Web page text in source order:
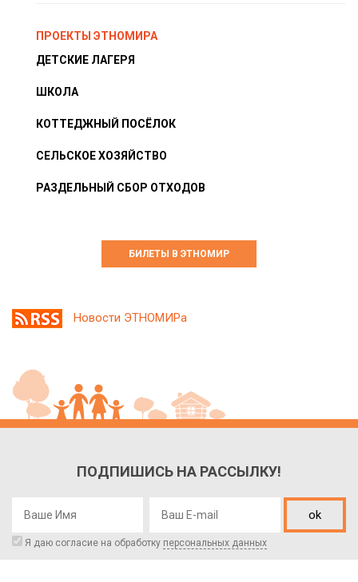
ПРОЕКТЫ ЭТНОМИРА
ДЕТСКИЕ ЛАГЕРЯ
ШКОЛА
КОТТЕДЖНЫЙ ПОСЁЛОК
СЕЛЬСКОЕ ХОЗЯЙСТВО
РАЗДЕЛЬНЫЙ СБОР ОТХОДОВ
БИЛЕТЫ В ЭТНОМИР
Новости ЭТНОМИРа
ПОДПИШИСЬ НА РАССЫЛКУ!
ok
Я даю согласие на обработку персональных данных